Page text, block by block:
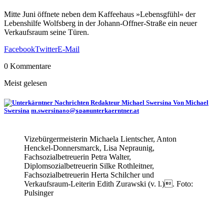
Mitte Juni öffnete neben dem Kaffeehaus »Lebensgfühl« der
Lebenshilfe Wolfsberg in der Johann-Offner-Straße ein neuer
Verkaufsraum seine Türen.
FacebookTwitterE-Mail
0 Kommentare
Meist gelesen
Von Michael
Swersina m.swersinano@spamunterkaerntner.at
Vizebürgermeisterin Michaela Lientscher, Anton
Henckel-Donnersmarck, Lisa Nepraunig,
Fachsozialbetreuerin Petra Walter,
Diplomsozialbetreuerin Silke Rothleitner,
Fachsozialbetreuerin Herta Schilcher und
Verkaufsraum-Leiterin Edith Zurawski (v. l.). Foto:
Pulsinger